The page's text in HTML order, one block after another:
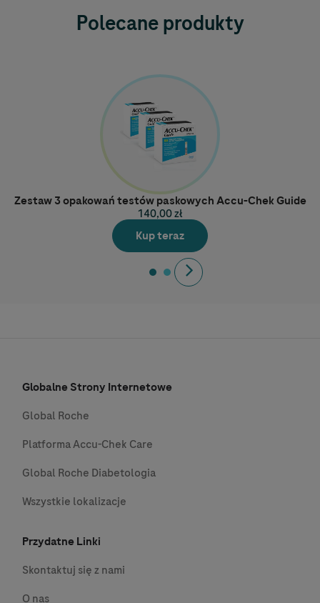
Polecane produkty
Zestaw 3 opakowań testów paskowych Accu-Chek Guide
140,00 zł
Kup teraz
Next
Globalne Strony Internetowe
Global Roche
Platforma Accu-Chek Care
Global Roche Diabetologia
Wszystkie lokalizacje
Przydatne Linki
Skontaktuj się z nami
O nas